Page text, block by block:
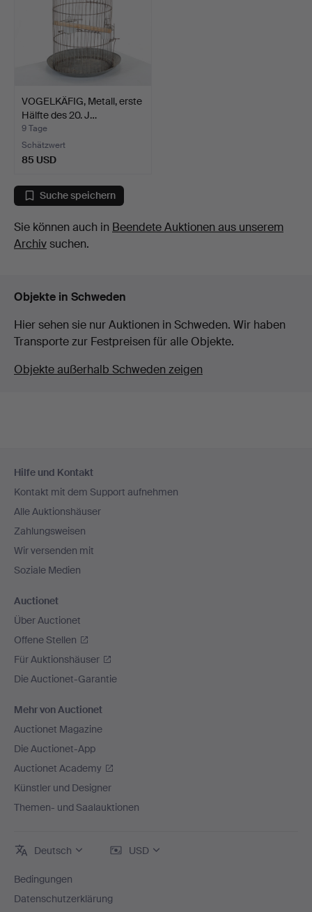
VOGELKÄFIG, Metall, erste
Hälfte des 20. J…
9 Tage
Schätzwert
85 USD
Suche speichern
Sie können auch in Beendete Auktionen aus unserem
Archivsuchen.
Objekte in Schweden
Hier sehen sie nur Auktionen in Schweden. Wir haben
Transporte zur Festpreisen für alle Objekte.
Objekte außerhalb Schweden zeigen
Navigation
Hilfe und Kontakt
Kontakt mit dem Support aufnehmen
Alle Auktionshäuser
Zahlungsweisen
Wir versenden mit
Soziale Medien
Auctionet
Über Auctionet
Offene Stellen
Für Auktionshäuser
Die Auctionet-Garantie
Mehr von Auctionet
Auctionet Magazine
Die Auctionet-App
Auctionet Academy
Künstler und Designer
Themen- und Saalauktionen
Deutsch USD
Bedingungen
Datenschutzerklärung